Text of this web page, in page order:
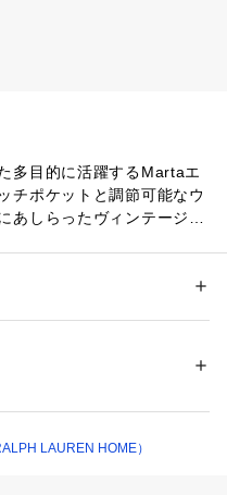
多目的に活躍するMartaエ
チポケットと調節可能なウ
あしらったヴィンテージ風
ケット2つ
ぶことで、環境の保護と
今後も成長を続けられるよ
料を調達しているため、全
表示タグをご覧ください
LAUREN HOME）